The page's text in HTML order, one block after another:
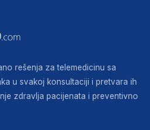
rešenja za telemedicinu sa
u svakoj konsultaciji i pretvara ih
zdravlja pacijenata i preventivno